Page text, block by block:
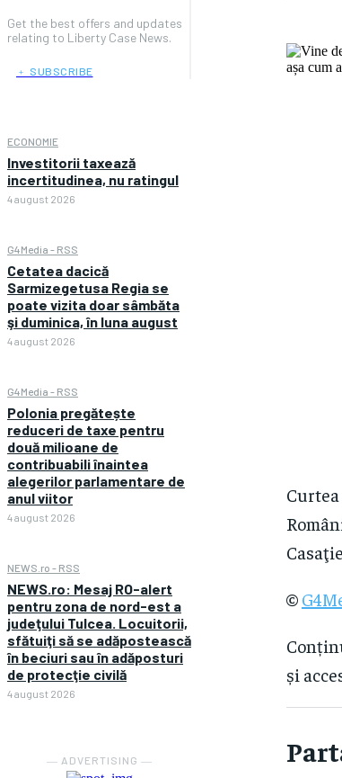
Get the best offers and updates
relating to Liberty Case News.
﹢ SUBSCRIBE
ECONOMIE
Investitorii taxează
incertitudinea, nu ratingul
4 august 2026
G4Media - RSS
Cetatea dacică
Sarmizegetusa Regia se
poate vizita doar sâmbăta
şi duminica, în luna august
4 august 2026
G4Media - RSS
Polonia pregătește
reduceri de taxe pentru
două milioane de
contribuabili înaintea
alegerilor parlamentare de
anul viitor
4 august 2026
NEWS.ro - RSS
NEWS.ro: Mesaj RO-alert
pentru zona de nord-est a
judeţului Tulcea. Locuitorii,
sfătuiţi să se adăpostească
în beciuri sau în adăposturi
de protecţie civilă
4 august 2026
― ADVERTISING ―
©
și